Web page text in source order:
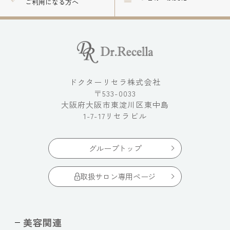
ドクターリセラ株式会社
〒533-0033
大阪府大阪市東淀川区東中島
1-7-17リセラビル
グループトップ
取扱サロン専用ページ
美容関連